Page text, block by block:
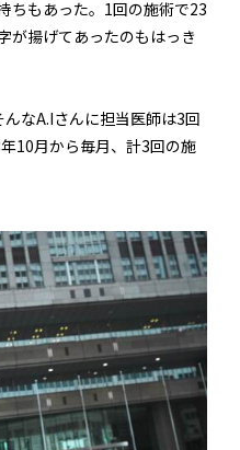
ちもあった。1回の施術で23
が揚げてあったのもはっき
なA.Iさんに担当医師は3回
10月から毎月、計3回の施